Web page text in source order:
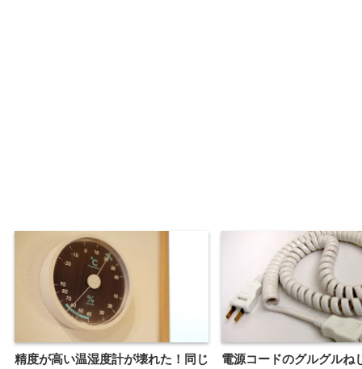
精度が高い温湿度計が壊れた！同じ
電源コードのグルグルね